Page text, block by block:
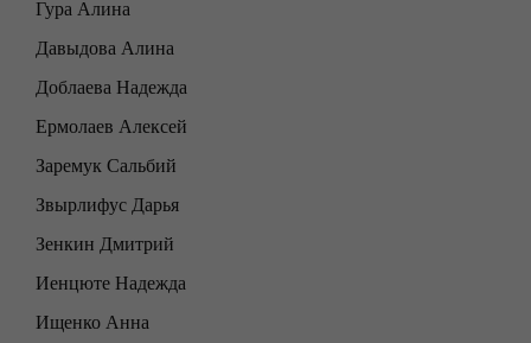
Гура Алина
Давыдова Алина
Доблаева Надежда
Ермолаев Алексей
Заремук Сальбий
Звырлифус Дарья
Зенкин Дмитрий
Иенцюте Надежда
Ищенко Анна